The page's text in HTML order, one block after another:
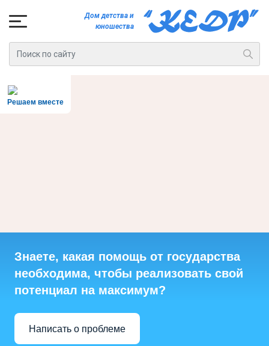
Дом детства и
юношества
Решаем вместе
Знаете, какая помощь от государства
необходима, чтобы реализовать свой
потенциал на максимум?
Написать о проблеме